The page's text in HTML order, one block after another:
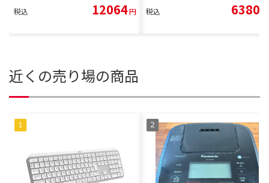
税込 12064円 税込 6380
近くの売り場の商品